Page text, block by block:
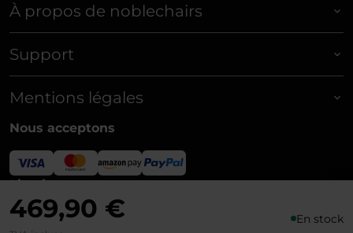
469,90 € En stock
À propos de noblechairs
Support
Mentions légales
Nous acceptons
Livraison